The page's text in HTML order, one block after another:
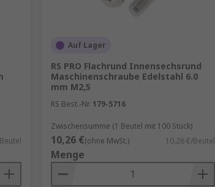
Auf Lager
RS PRO Flachrund Innensechsrund
Maschinenschraube Edelstahl 6.0
mm M2,5
RS Best.-Nr. 179-5716
Zwischensumme (1 Beutel mit 100 Stück)
10,26 €(ohne MwSt.) 10,26 €/Beutel
Menge